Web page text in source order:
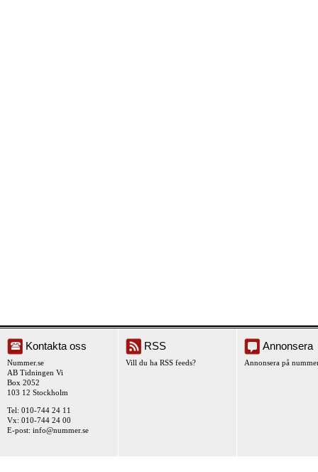
Kontakta oss
Nummer.se
AB Tidningen Vi
Box 2052
103 12 Stockholm
Tel: 010-744 24 11
Vx: 010-744 24 00
E-post: info@nummer.se
RSS
Vill du ha RSS feeds?
Annonsera
Annonsera på